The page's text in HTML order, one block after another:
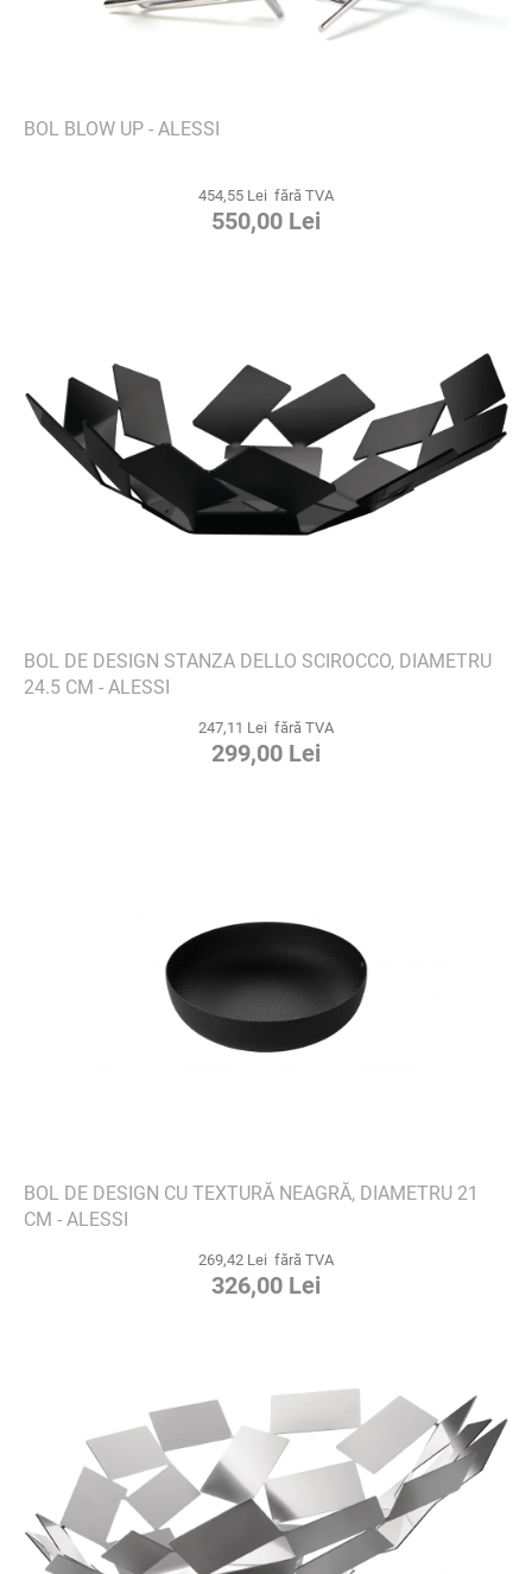
BOL BLOW UP - ALESSI
454,55 Lei fără TVA
550,00 Lei
BOL DE DESIGN STANZA DELLO SCIROCCO, DIAMETRU
24.5 CM - ALESSI
247,11 Lei fără TVA
299,00 Lei
BOL DE DESIGN CU TEXTURĂ NEAGRĂ, DIAMETRU 21
CM - ALESSI
269,42 Lei fără TVA
326,00 Lei